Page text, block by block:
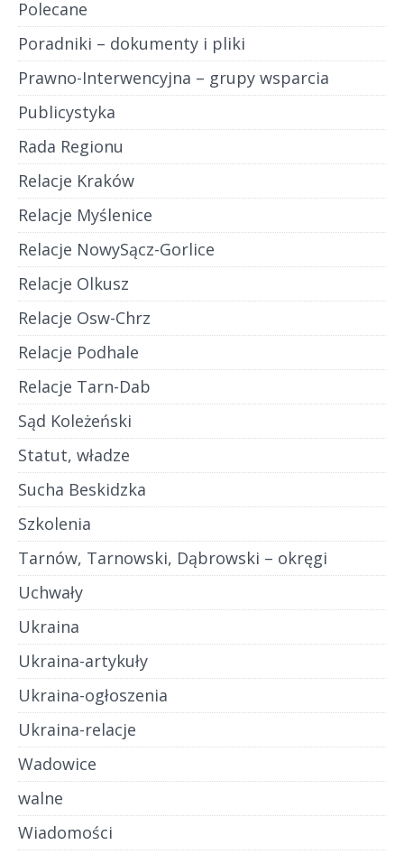
Polecane
Poradniki – dokumenty i pliki
Prawno-Interwencyjna – grupy wsparcia
Publicystyka
Rada Regionu
Relacje Kraków
Relacje Myślenice
Relacje NowySącz-Gorlice
Relacje Olkusz
Relacje Osw-Chrz
Relacje Podhale
Relacje Tarn-Dab
Sąd Koleżeński
Statut, władze
Sucha Beskidzka
Szkolenia
Tarnów, Tarnowski, Dąbrowski – okręgi
Uchwały
Ukraina
Ukraina-artykuły
Ukraina-ogłoszenia
Ukraina-relacje
Wadowice
walne
Wiadomości